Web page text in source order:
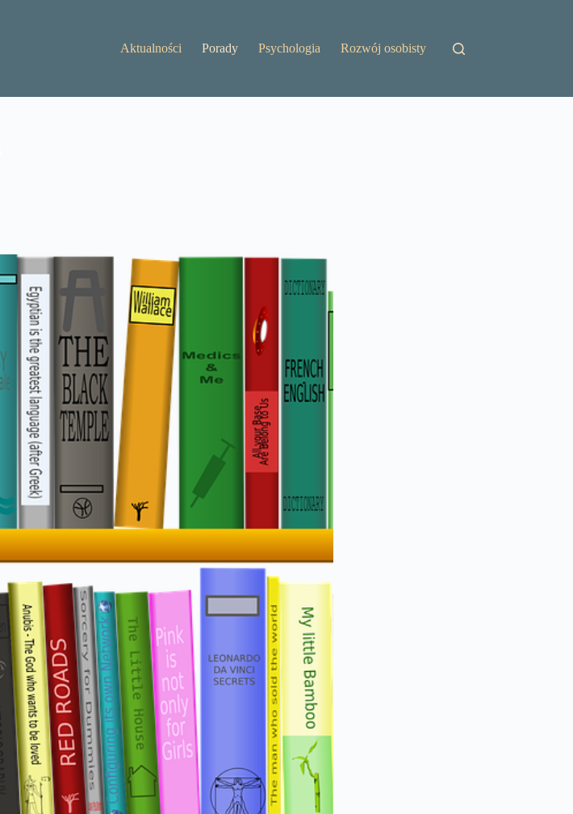
Aktualności
Porady Psychologia Rozwój osobisty